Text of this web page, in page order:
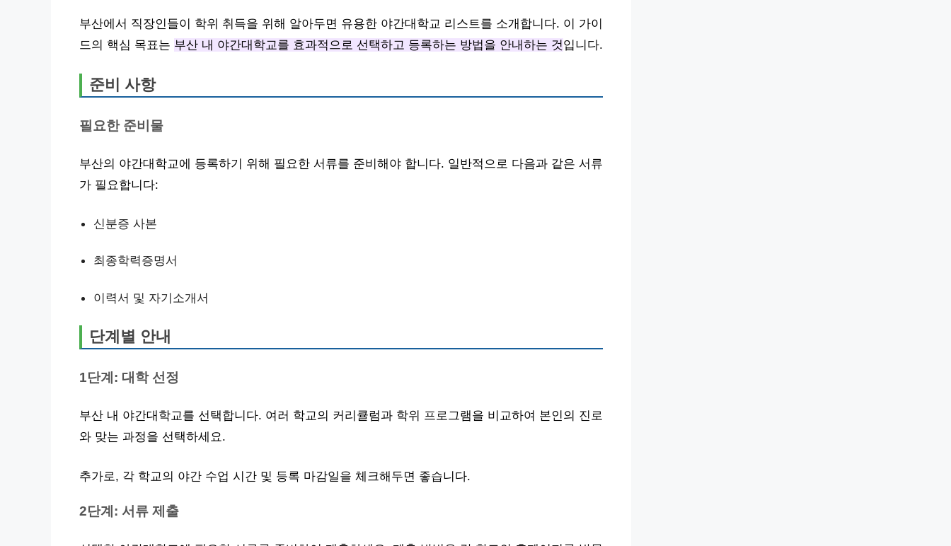
부산에서 직장인들이 학위 취득을 위해 알아두면 유용한 야간대학교 리스트를 소개합니다. 이 가이
드의 핵심 목표는 부산 내 야간대학교를 효과적으로 선택하고 등록하는 방법을 안내하는 것입니다.
준비 사항
필요한 준비물
부산의 야간대학교에 등록하기 위해 필요한 서류를 준비해야 합니다. 일반적으로 다음과 같은 서류
가 필요합니다:
신분증 사본
최종학력증명서
이력서 및 자기소개서
단계별 안내
1단계: 대학 선정
부산 내 야간대학교를 선택합니다. 여러 학교의 커리큘럼과 학위 프로그램을 비교하여 본인의 진로
와 맞는 과정을 선택하세요.
추가로, 각 학교의 야간 수업 시간 및 등록 마감일을 체크해두면 좋습니다.
2단계: 서류 제출